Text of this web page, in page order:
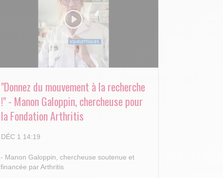
"Donnez du mouvement à la recherche
!" - Manon Galoppin, chercheuse pour
la Fondation Arthritis
DÉC 1 14:19
- Manon Galoppin, chercheuse soutenue et
financée par Arthritis